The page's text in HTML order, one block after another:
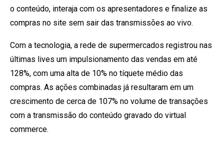
o conteúdo, interaja com os apresentadores e finalize as
compras no site sem sair das transmissões ao vivo.
Com a tecnologia, a rede de supermercados registrou nas
últimas lives um impulsionamento das vendas em até
128%, com uma alta de 10% no tíquete médio das
compras. As ações combinadas já resultaram em um
crescimento de cerca de 107% no volume de transações
com a transmissão do conteúdo gravado do virtual
commerce.